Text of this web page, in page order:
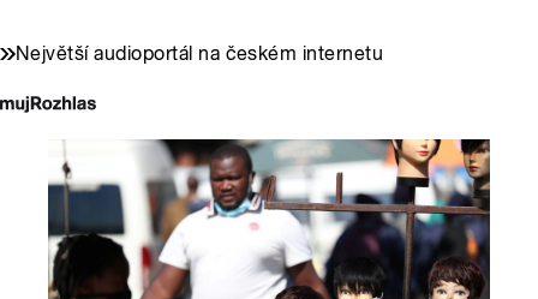
Největší audioportál na českém internetu